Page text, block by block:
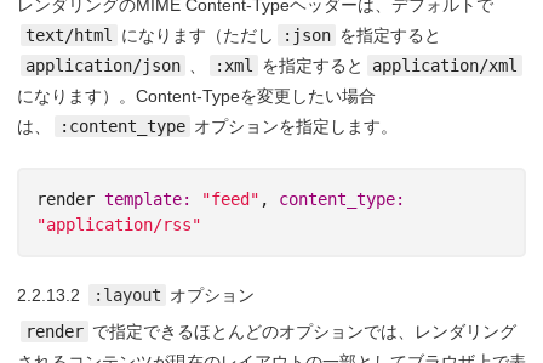
レンダリングのMIME Content-Typeヘッダーは、デフォルトで
text/html
になります（ただし :json を指定すると
application/json
:xml を指定すると
application/xml
になります）。Content-Typeを変更したい場合
は、
:content_type オプションを指定します。
render template: "feed" ,
"application/rss"
2.2.13.2 :layout オプション
render で指定できるほとんどのオプションでは、レンダリング